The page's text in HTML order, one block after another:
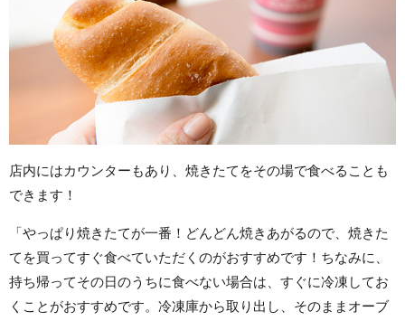
店内にはカウンターもあり、焼きたてをその場で食べることも
できます！
「やっぱり焼きたてが一番！どんどん焼きあがるので、焼きた
てを買ってすぐ食べていただくのがおすすめです！ちなみに、
持ち帰ってその日のうちに食べない場合は、すぐに冷凍してお
くことがおすすめです。冷凍庫から取り出し、そのままオーブ